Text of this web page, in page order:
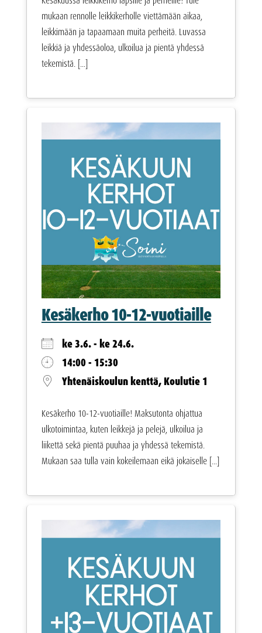
mukaan rennolle leikkikerholle viettämään aikaa,
leikkimään ja tapaamaan muita perheitä. Luvassa
leikkiä ja yhdessäoloa, ulkoilua ja pientä yhdessä
tekemistä. [...]
Kesäkerho 10-12-vuotiaille
ke 3.6. - ke 24.6.
14:00 - 15:30
Yhtenäiskoulun kenttä, Koulutie 1
Kesäkerho 10-12-vuotiaille! Maksutonta ohjattua
ulkotoimintaa, kuten leikkejä ja pelejä, ulkoilua ja
liikettä sekä pientä puuhaa ja yhdessä tekemistä.
Mukaan saa tulla vain kokeilemaan eikä jokaiselle [...]